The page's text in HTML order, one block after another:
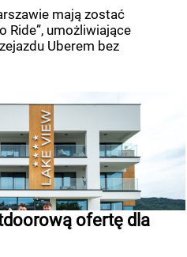
mają zostać
Ride”, umożliwiające
Uberem bez
ofertę dla